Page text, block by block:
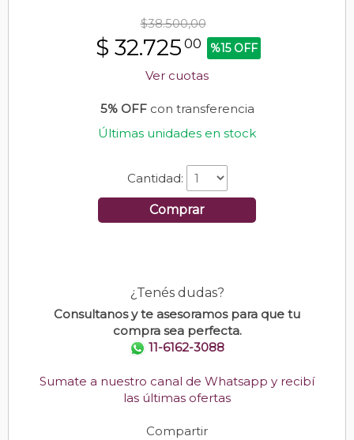
$38.500,00
$ 32.725 00 %15 OFF
Ver cuotas
5% OFFcon transferencia
Últimas unidades en stock
Cantidad:
Comprar
¿Tenés dudas?
Consultanos y te asesoramos para que tu
compra sea perfecta.
11-6162-3088
Sumate a nuestro canal de Whatsapp y recibí
las últimas ofertas
Compartir